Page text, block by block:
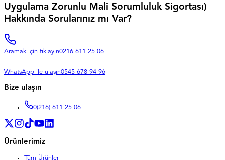
Uygulama Zorunlu Mali Sorumluluk Sigortası)
Hakkında Sorularınız mı Var?
Aramak için tıklayın0216 611 25 06
WhatsApp ile ulaşın0545 678 94 96
Bize ulaşın
0(216) 611 25 06
Ürünlerimiz
Tüm Ürünler